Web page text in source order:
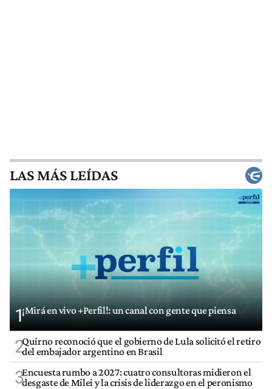
LAS MÁS LEÍDAS
1¡Mirá en vivo +Perfil!: un canal con gente que piensa
2Quirno reconoció que el gobierno de Lula solicitó el retiro
del embajador argentino en Brasil
3Encuesta rumbo a 2027: cuatro consultoras midieron el
desgaste de Milei y la crisis de liderazgo en el peronismo